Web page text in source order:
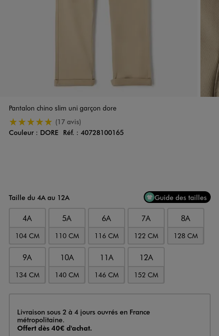
Pantalon chino slim uni garçon dore
5/5 de moyenne(17 avis)
Couleur
Couleur : DORE Réf. : 40728100165
Taille du 4A au 12A Guide des tailles
4A
104 CM
5A
110 CM
6A
116 CM
7A
122 CM
8A
128 CM
9A
134 CM
10A
140 CM
11A
146 CM
12A
152 CM
Livraison
Livraison sous 2 à 4 jours ouvrés en France
métropolitaine.
Offert dès 40€ d'achat.